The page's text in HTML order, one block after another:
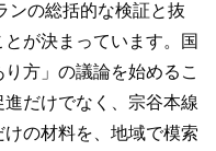
ンの総括的な検証と抜
が決まっています。国
方」の議論を始めるこ
だけでなく、宗谷本線
の材料を、地域で模索